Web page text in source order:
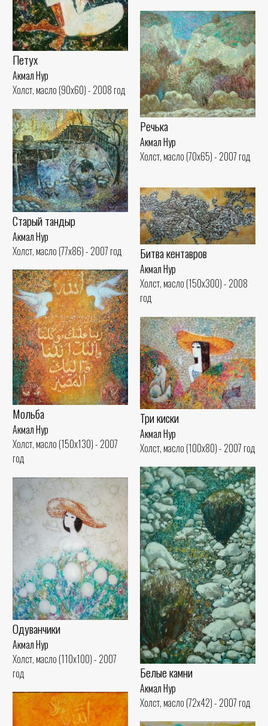
Петух
Акмал Нур
Холст, масло (90x60) - 2008 год
Речька
Акмал Нур
Холст, масло (70x65) - 2007 год
Старый тандыр
Акмал Нур
Холст, масло (77x86) - 2007 год
Битва кентавров
Акмал Нур
Холст, масло (150x300) - 2008
год
Мольба
Акмал Нур
Холст, масло (150x130) - 2007
год
Три киски
Акмал Нур
Холст, масло (100x80) - 2007 год
Белые камни
Акмал Нур
Холст, масло (72x42) - 2007 год
Одуванчики
Акмал Нур
Холст, масло (110x100) - 2007
год